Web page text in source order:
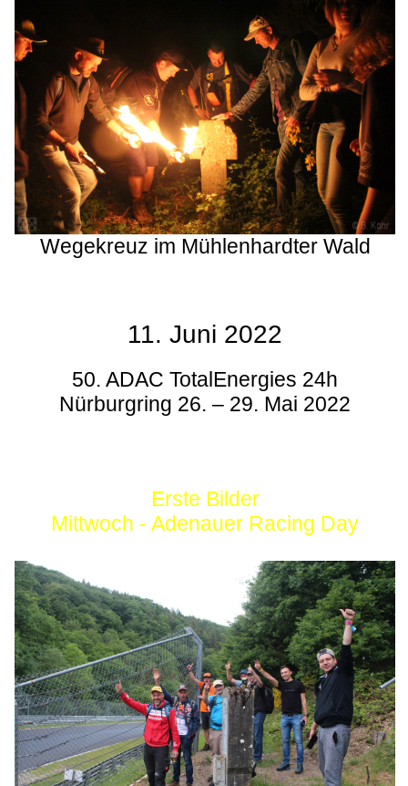
Wegekreuz im Mühlenhardter Wald
11. Juni 2022
50. ADAC TotalEnergies 24h
Nürburgring 26. – 29. Mai 2022
Erste Bilder
Mittwoch - Adenauer Racing Day